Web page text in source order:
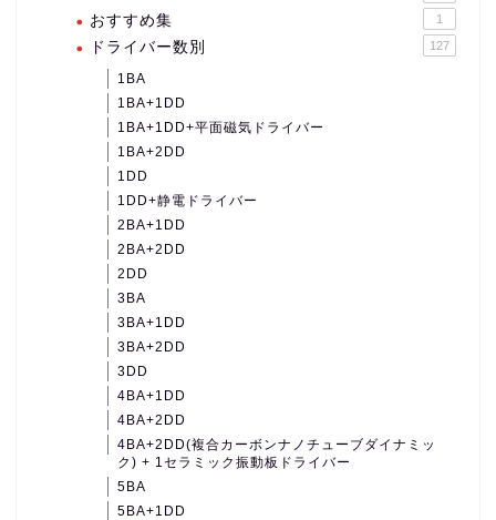
おすすめ集
1
ドライバー数別 127
1BA
1BA+1DD
1BA+1DD+平面磁気ドライバー
1BA+2DD
1DD
1DD+静電ドライバー
2BA+1DD
2BA+2DD
2DD
3BA
3BA+1DD
3BA+2DD
3DD
4BA+1DD
4BA+2DD
4BA+2DD(複合カーボンナノチューブダイナミッ
ク) + 1セラミック振動板ドライバー
5BA
5BA+1DD